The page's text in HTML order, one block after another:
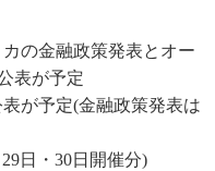
の金融政策発表とオー
表が予定
が予定(金融政策発表は
日・30日開催分)